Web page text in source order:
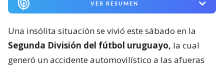
VER RESUMEN
Una insólita situación se vivió este sábado en la
Segunda División del fútbol uruguayo, la cual
generó un accidente automovilístico a las afueras